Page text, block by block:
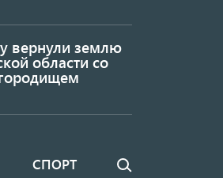
вернули землю
области со
СПОРТ Поиск